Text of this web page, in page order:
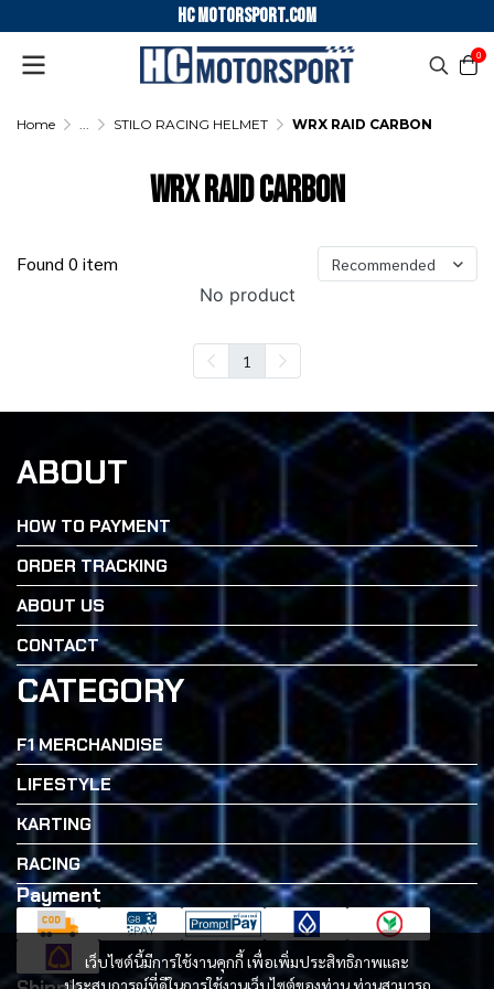
HC motorsport.COM
0
Home ... STILO RACING HELMET WRX RAID CARBON
WRX RAID CARBON
Found 0 item Recommended
No product
1
เว็บไซต์นี้มีการใช้งานคุกกี้ เพื่อเพิ่มประสิทธิภาพและ
ประสบการณ์ที่ดีในการใช้งานเว็บไซต์ของท่าน ท่านสามารถ
ABOUT
HOW TO PAYMENT
ORDER TRACKING
ABOUT US
CONTACT
CATEGORY
F1 MERCHANDISE
LIFESTYLE
KARTING
RACING
Payment